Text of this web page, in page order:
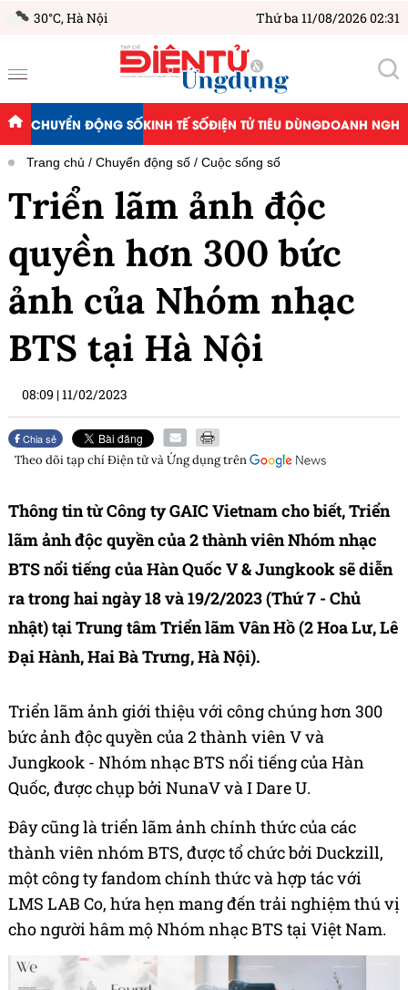
30°C,Hà Nội Thứ ba 11/08/2026 02:31
CHUYỂN ĐỘNG SỐKINH TẾ SỐĐIỆN TỬ TIÊU DÙNGDOANH
Trang chủ Chuyển động số Cuộc sống số
Triển lãm ảnh độc
quyền hơn 300 bức
ảnh của Nhóm nhạc
BTS tại Hà Nội
08:09 |11/02/2023
Chia sẻ
Theo dõi tạp chíĐiện tử và Ứng dụngtrên
Thông tin từ Công ty GAIC Vietnam cho biết, Triển
lãm ảnh độc quyền của 2 thành viên Nhóm nhạc
BTS nổi tiếng của Hàn Quốc V & Jungkook sẽ diễn
ra trong hai ngày 18 và 19/2/2023 (Thứ 7 - Chủ
nhật) tại Trung tâm Triển lãm Vân Hồ (2 Hoa Lư, Lê
Đại Hành, Hai Bà Trưng, Hà Nội).
Triển lãm ảnh giới thiệu với công chúng hơn 300
bức ảnh độc quyền của 2 thành viên V và
Jungkook - Nhóm nhạc BTS nổi tiếng của Hàn
Quốc, được chụp bởi NunaV và I Dare U.
Đây cũng là triển lãm ảnh chính thức của các
thành viên nhóm BTS, được tổ chức bởi Duckzill,
một công ty fandom chính thức và hợp tác với
LMS LAB Co, hứa hẹn mang đến trải nghiệm thú vị
cho người hâm mộ Nhóm nhạc BTS tại Việt Nam.